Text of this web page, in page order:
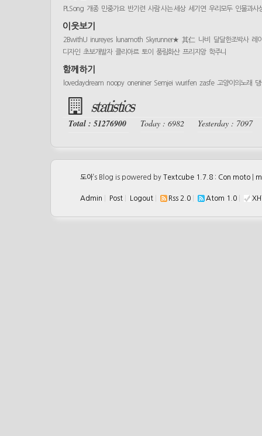
PLSong 개종 민중가요 반기련 사람 사는 세상 세기연 우리모두 인물과사
이웃보기
2BwithU inureyes lunamoth Skyrunner★ 其仁 나비 달달한조박사 레
디자인 초보개발자 클리아르 토이 풍림화산 프리지앙 학주니
함께하기
lovedaydream noopy oneniner Semjei wurifen zasfe 고양이의노래
statistics
Total : 51276900 Today : 6982 Yesterday : 7097
도아’s Blog is powered by Textcube 1.7.8 : Con moto
Admin Post Logout Rss 2.0 Atom 1.0